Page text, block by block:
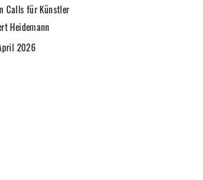
Calls für Künstler
Heidemann
2026